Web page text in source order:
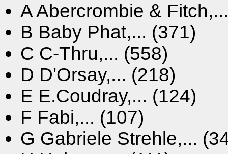
AAbercrombie &
B Baby Phat,... (371)
C C-Thru,... (558)
D D'Orsay,... (218)
E E.Coudray,... (124)
F Fabi,... (107)
G Gabriele Strehle,...